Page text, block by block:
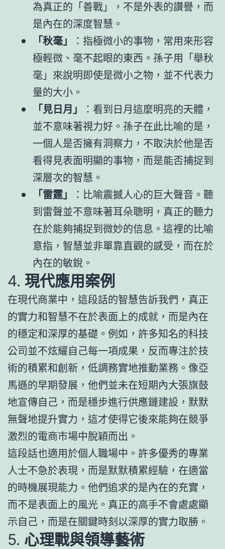
為真正的「善戰」，不是外表的讚譽，而
是內在的深度智慧。
「秋毫」
：指極微小的事物，常用來形容
極輕微、毫不起眼的東西。孫子用「舉秋
毫」來說明即使是微小之物，並不代表力
量的大小。
「見日月」
：看到日月這麼明亮的天體，
並不意味著視力好。孫子在此比喻的是，
一個人是否擁有洞察力，不取決於他是否
看得見表面明顯的事物，而是能否捕捉到
深層次的智慧。
「雷霆」
：比喻震撼人心的巨大聲音。聽
到雷聲並不意味著耳朵聰明，真正的聽力
在於能夠捕捉到微妙的信息。這裡的比喻
意指，智慧並非單靠直觀的感受，而在於
內在的敏銳。
4. 現代應用案例
在現代商業中，這段話的智慧告訴我們，真正
的實力和智慧不在於表面上的成就，而是內在
的穩定和深厚的基礎。例如，許多知名的科技
公司並不炫耀自己每一項成果，反而專注於技
術的積累和創新，低調務實地推動業務。像亞
馬遜的早期發展，他們並未在短期內大張旗鼓
地宣傳自己，而是穩步進行供應鏈建設，默默
無聲地提升實力，這才使得它後來能夠在競爭
激烈的電商市場中脫穎而出。
這段話也適用於個人職場中。許多優秀的專業
人士不急於表現，而是默默積累經驗，在適當
的時機展現能力。他們追求的是內在的充實，
而不是表面上的風光。真正的高手不會處處顯
示自己，而是在關鍵時刻以深厚的實力取勝。
5. 心理戰與領導藝術